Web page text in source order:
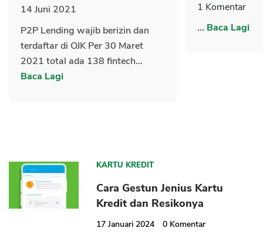
14 Juni 2021
P2P Lending wajib berizin dan
terdaftar di OJK Per 30 Maret
2021 total ada 138 fintech...
Baca Lagi
1 Komentar
... Baca Lagi
KARTU KREDIT
Cara Gestun Jenius Kartu
Kredit dan Resikonya
17 Januari 2024 0 Komentar